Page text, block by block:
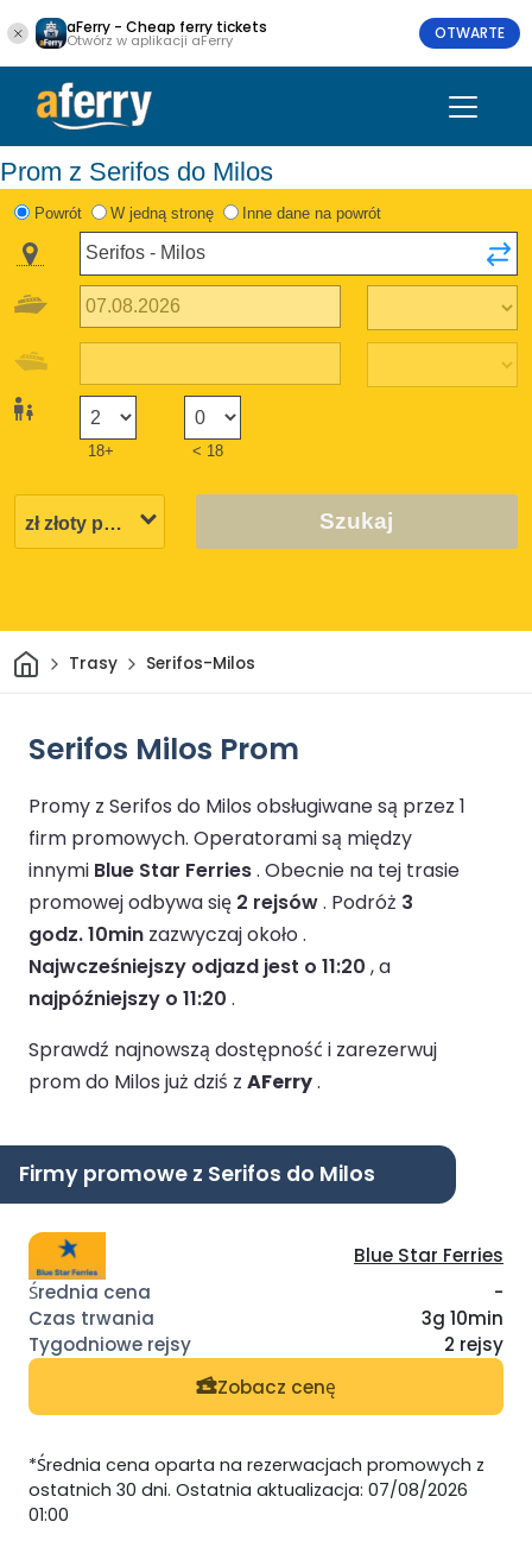
aFerry - Cheap ferry tickets
Otwórz w aplikacji aFerry OTWARTE
Prom z Serifos do Milos
Powrót W jedną stronę Inne dane na powrót
18+ < 18
Szukaj
DomTrasy Serifos-Milos
Serifos Milos Prom
Promy z Serifos do Milos obsługiwane są przez 1
firm promowych. Operatorami są między
innymi Blue Star Ferries. Obecnie na tej trasie
promowej odbywa się 2 rejsów. Podróż 3
godz. 10min zazwyczaj około .
Najwcześniejszy odjazd jest o 11:20 , a
najpóźniejszy o 11:20 .
Sprawdź najnowszą dostępność i zarezerwuj
prom do Milos już dziś z AFerry.
Firmy promowe z Serifos do Milos
Blue Star Ferries
-
3g 10min
2 rejsy
Zobacz cenę
*Średnia cena oparta na rezerwacjach promowych z
ostatnich 30 dni. Ostatnia aktualizacja: 07/08/2026
01:00